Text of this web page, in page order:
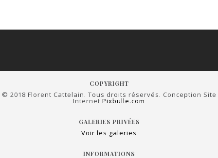
COPYRIGHT
© 2018 Florent Cattelain. Tous droits réservés. Conception Site
Internet Pixbulle.com
GALERIES PRIVÉES
Voir les galeries
INFORMATIONS